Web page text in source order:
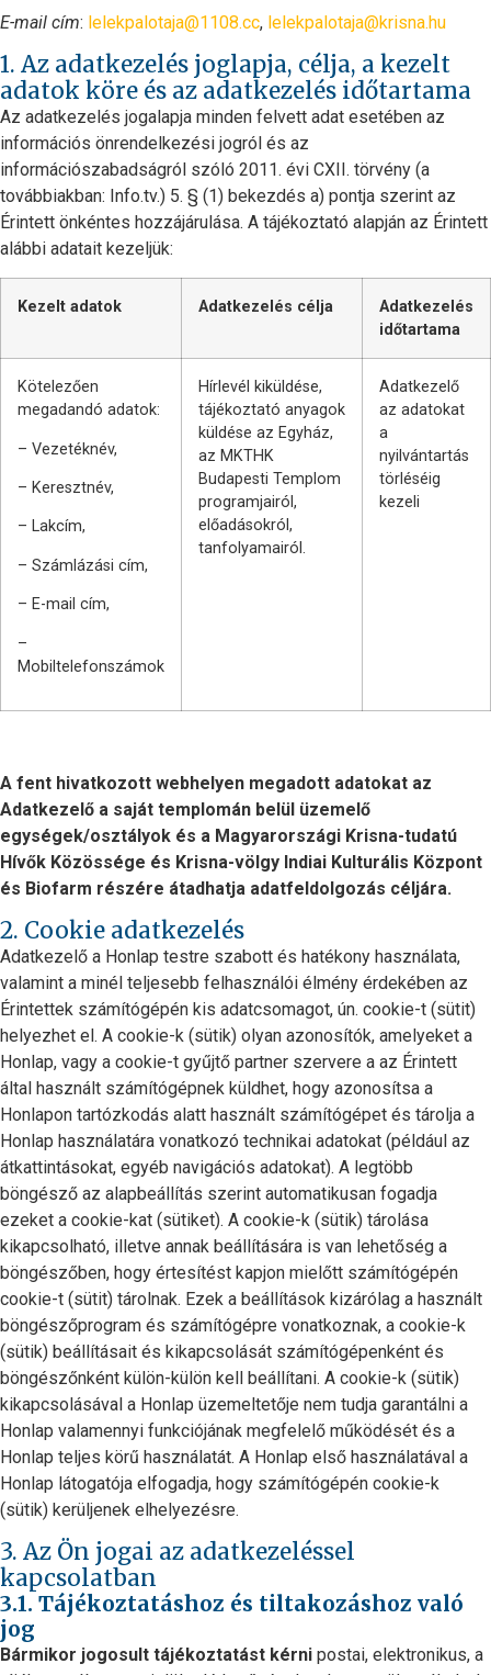
E-mail cím: lelekpalotaja@1108.cc, lelekpalotaja@krisna.hu
1. Az adatkezelés joglapja, célja, a kezelt
adatok köre és az adatkezelés időtartama
Az adatkezelés jogalapja minden felvett adat esetében az
információs önrendelkezési jogról és az
információszabadságról szóló 2011. évi CXII. törvény (a
továbbiakban: Info.tv.) 5. § (1) bekezdés a) pontja szerint az
Érintett önkéntes hozzájárulása. A tájékoztató alapján az Érintett
alábbi adatait kezeljük:
Kezelt adatok Adatkezelés célja
Adatkezelés
időtartama
Kötelezően
megadandó adatok:
– Vezetéknév,
– Keresztnév,
– Lakcím,
– Számlázási cím,
– E-mail cím,
–
Mobiltelefonszámok
Hírlevél kiküldése,
tájékoztató anyagok
küldése az Egyház,
az MKTHK
Budapesti Templom
programjairól,
előadásokról,
tanfolyamairól.
Adatkezelő
az adatokat
a
nyilvántartás
törléséig
kezeli
A fent hivatkozott webhelyen megadott adatokat az
Adatkezelő a saját templomán belül üzemelő
egységek/osztályok és a Magyarországi Krisna-tudatú
Hívők Közössége és Krisna-völgy Indiai Kulturális Központ
és Biofarm részére átadhatja adatfeldolgozás céljára.
2. Cookie adatkezelés
Adatkezelő a Honlap testre szabott és hatékony használata,
valamint a minél teljesebb felhasználói élmény érdekében az
Érintettek számítógépén kis adatcsomagot, ún. cookie-t (sütit)
helyezhet el. A cookie-k (sütik) olyan azonosítók, amelyeket a
Honlap, vagy a cookie-t gyűjtő partner szervere a az Érintett
által használt számítógépnek küldhet, hogy azonosítsa a
Honlapon tartózkodás alatt használt számítógépet és tárolja a
Honlap használatára vonatkozó technikai adatokat (például az
átkattintásokat, egyéb navigációs adatokat). A legtöbb
böngésző az alapbeállítás szerint automatikusan fogadja
ezeket a cookie-kat (sütiket). A cookie-k (sütik) tárolása
kikapcsolható, illetve annak beállítására is van lehetőség a
böngészőben, hogy értesítést kapjon mielőtt számítógépén
cookie-t (sütit) tárolnak. Ezek a beállítások kizárólag a használt
böngészőprogram és számítógépre vonatkoznak, a cookie-k
(sütik) beállításait és kikapcsolását számítógépenként és
böngészőnként külön-külön kell beállítani. A cookie-k (sütik)
kikapcsolásával a Honlap üzemeltetője nem tudja garantálni a
Honlap valamennyi funkciójának megfelelő működését és a
Honlap teljes körű használatát. A Honlap első használatával a
Honlap látogatója elfogadja, hogy számítógépén cookie-k
(sütik) kerüljenek elhelyezésre.
3. Az Ön jogai az adatkezeléssel
kapcsolatban
3.1. Tájékoztatáshoz és tiltakozáshoz való
jog
Bármikor jogosult tájékoztatást kérni postai, elektronikus, a